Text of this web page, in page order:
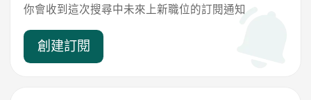
你會收到這次搜尋中未來上新職位的訂閱通知
創建訂閱